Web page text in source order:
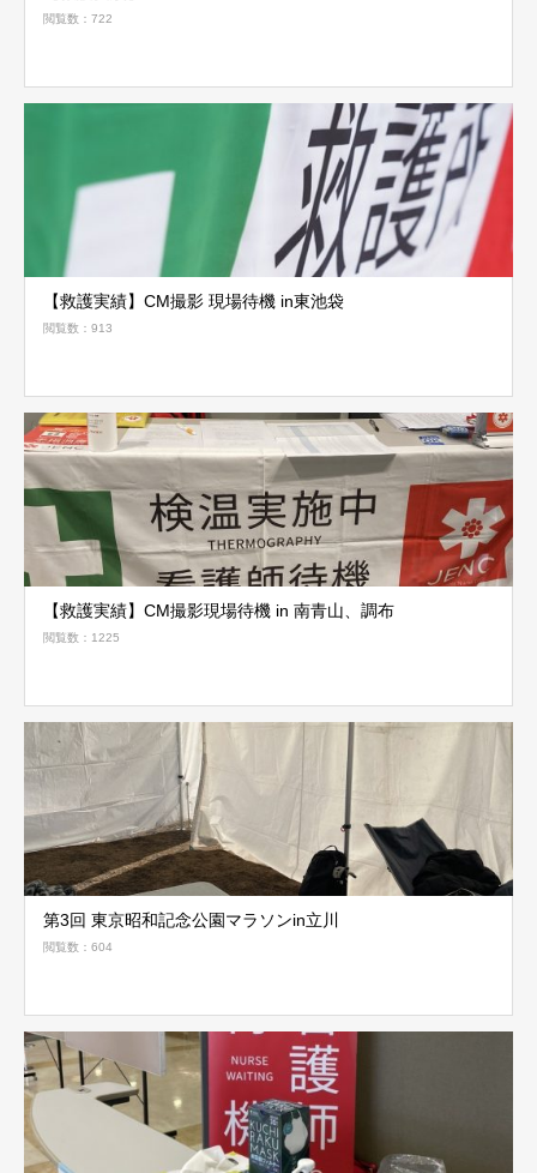
閲覧数：722
【救護実績】CM撮影 現場待機 in東池袋
閲覧数：913
【救護実績】CM撮影現場待機 in 南青山、調布
閲覧数：1225
第3回 東京昭和記念公園マラソンin立川
閲覧数：604